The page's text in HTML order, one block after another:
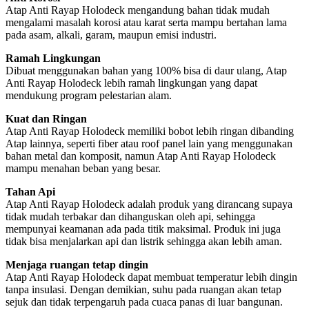
Atap Anti Rayap Holodeck mengandung bahan tidak mudah
mengalami masalah korosi atau karat serta mampu bertahan lama
pada asam, alkali, garam, maupun emisi industri.
Ramah Lingkungan
Dibuat menggunakan bahan yang 100% bisa di daur ulang, Atap
Anti Rayap Holodeck lebih ramah lingkungan yang dapat
mendukung program pelestarian alam.
Kuat dan Ringan
Atap Anti Rayap Holodeck memiliki bobot lebih ringan dibanding
Atap lainnya, seperti fiber atau roof panel lain yang menggunakan
bahan metal dan komposit, namun Atap Anti Rayap Holodeck
mampu menahan beban yang besar.
Tahan Api
Atap Anti Rayap Holodeck adalah produk yang dirancang supaya
tidak mudah terbakar dan dihanguskan oleh api, sehingga
mempunyai keamanan ada pada titik maksimal. Produk ini juga
tidak bisa menjalarkan api dan listrik sehingga akan lebih aman.
Menjaga ruangan tetap dingin
Atap Anti Rayap Holodeck dapat membuat temperatur lebih dingin
tanpa insulasi. Dengan demikian, suhu pada ruangan akan tetap
sejuk dan tidak terpengaruh pada cuaca panas di luar bangunan.